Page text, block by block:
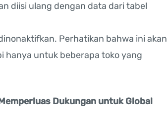
diisi ulang dengan data dari tabel
Perhatikan bahwa ini akan
hanya untuk beberapa toko yang
Dukungan untuk Global